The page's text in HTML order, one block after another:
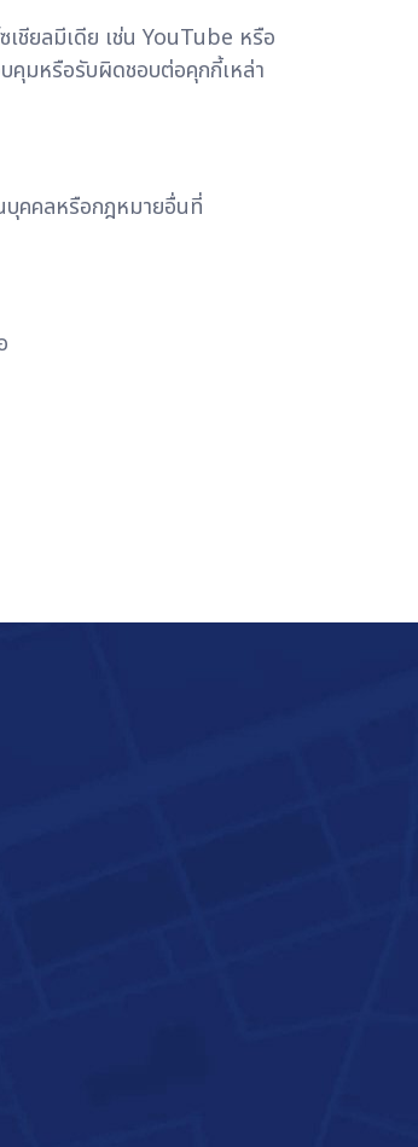
เชียลมีเดีย เช่น YouTube หรือ
คุมหรือรับผิดชอบต่อคุกกี้เหล่า
บุคคลหรือกฎหมายอื่นที่